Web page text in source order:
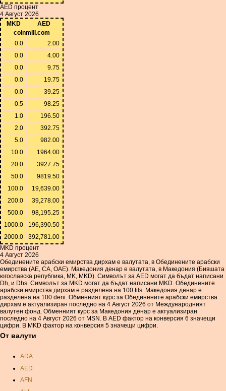
AED процент
4 Август 2026
MKD
AED
coinmill.com
0.0
2.00
0.0
4.00
0.0
9.75
0.0
19.75
0.0
39.25
0.5
98.25
1.0
196.50
2.0
392.75
5.0
982.00
10.0
1964.00
20.0
3927.75
50.0
9819.50
100.0
19,639.00
200.0
39,278.00
500.0
98,195.25
1000.0
196,390.50
2000.0
392,781.00
MKD процент
4 Август 2026
Обединените арабски емирства дирхам е валутата, в Обединените арабски
емирства (AE, СА, ОАЕ). Македония денар е валутата, в Македония (Бившата
югославска република, MK, MKD). Символът за AED могат да бъдат написани
Dh, и Dhs. Символът за MKD могат да бъдат написани MKD. Обединените
арабски емирства дирхам е разделена на 100 fils. Македония денар е
разделена на 100 deni. Обменният курс за Обединените арабски емирства
дирхам е актуализиран последно на 4 Август 2026 от Международният
валутен фонд. Обменният курс за Македония денар е актуализиран
последно на 4 Август 2026 от MSN. В AED фактор на конверсия 6 значещи
цифри. В MKD фактор на конверсия 5 значещи цифри.
От валути
ADA
AED
AFN